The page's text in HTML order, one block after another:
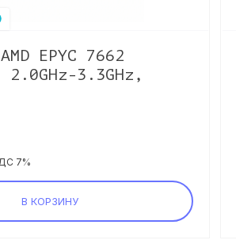
EPYC 7662
3.3GHz,
7%
В КОРЗИНУ